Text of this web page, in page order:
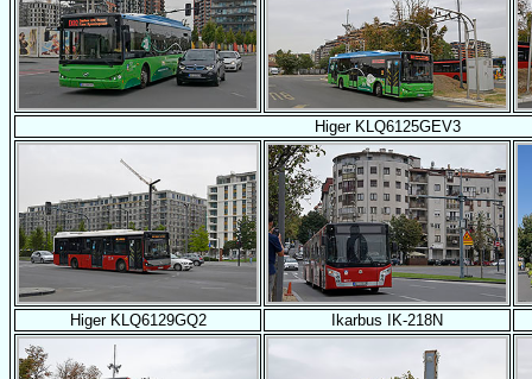
Higer KLQ6125GEV3
Higer KLQ6129GQ2 Ikarbus IK-218N